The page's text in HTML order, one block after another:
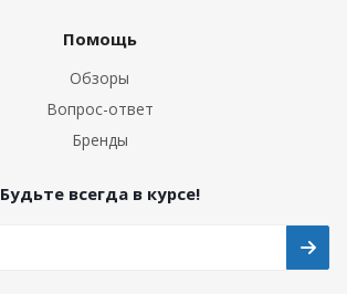
Помощь
Обзоры
Вопрос-ответ
Бренды
Будьте всегда в курсе!